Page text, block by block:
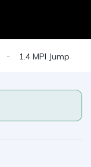
1.4 MPI Jump